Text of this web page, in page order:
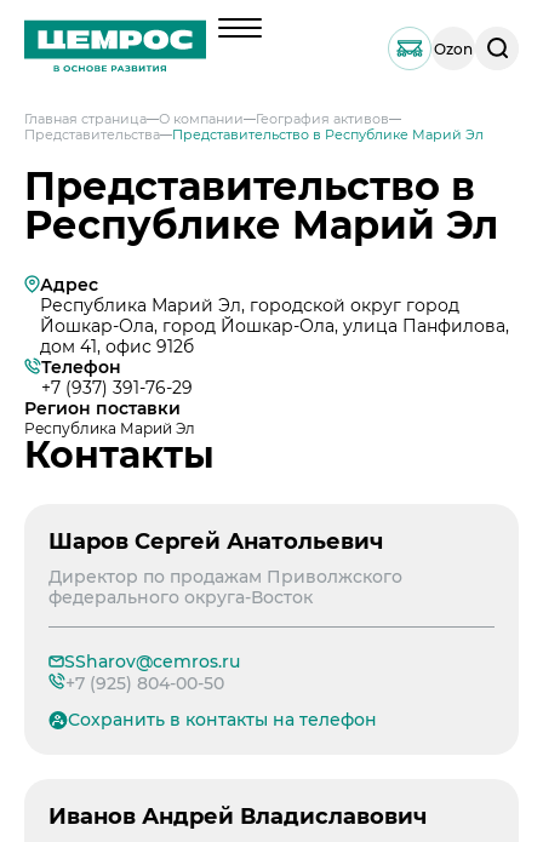
Ozon
Поиск
по
Главная страница О компании
География активов
Представительства
Представительство в Республике Марий Эл
Представительство в
Республике Марий Эл
Адрес
Республика Марий Эл, городской округ город
Йошкар-Ола, город Йошкар-Ола, улица Панфилова,
дом 41, офис 912б
Телефон
+7 (937) 391-76-29
Регион поставки
Республика Марий Эл
Контакты
Шаров Сергей Анатольевич
Директор по продажам Приволжского
федерального округа-Восток
SSharov@cemros.ru
+7 (925) 804-00-50
Сохранить в контакты на телефон
Иванов Андрей Владиславович
Менеджмент
Документы
Наши компетенции и возможности
Решения по сегментам строительства
Продукция
Навальный цемент
Тарированный цемент
Примеры приготовления строительных
Иные строительные материалы
Проверка на контрафакт
Качество
Заказать цемент
Услуги
Техническая поддержка
Проектная поддержка
Мобильные лаборатории
Отгрузка и доставка
Автоперевозки
Железнодорожные отгрузки
Центры дистрибуции
Инвесторам
Выпуск 2
Устойчивое развитие
Охрана труда и здоровья
Наши люди
Социальные инвестиции
Охрана окружающей среды
Закупки
Закупки
Активные закупочные процедуры на ЭТП
Активные закупочные процедуры на
Архив закупочных процедур
В помощь поставщику
Карьера
ЦЕМРОС медиа
ЦЕМРОС в деле
Технологии и тренды
Контакты
Служба доверия